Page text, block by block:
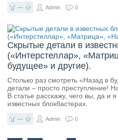
— Admin 0
Скрытые детали в
(«Интерстеллар»,
будущее» и другие).
Столько раз смотреть «Назад в
детали – просто преступление!
В статье расскажу, чего вы, да и
известных блокбастерах.
— Admin 0